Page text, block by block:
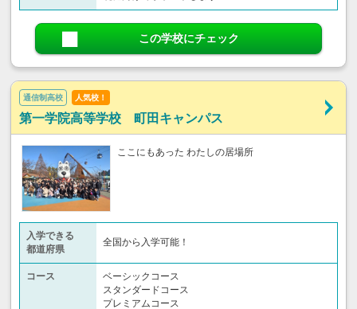
この学校にチェック
通信制高校 人気校！
第一学院高等学校 町田キャンパス
ここにもあった わたしの居場所
入学できる
都道府県
全国から入学可能！
コース
ベーシックコース
スタンダードコース
プレミアムコース